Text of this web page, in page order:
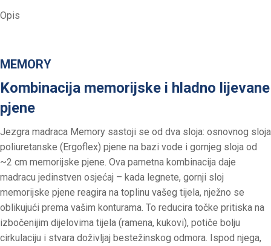
Opis
MEMORY
Kombinacija memorijske i hladno lijevane
pjene
Jezgra madraca Memory sastoji se od dva sloja: osnovnog sloja
poliuretanske (Ergoflex) pjene na bazi vode i gornjeg sloja od
~2 cm memorijske pjene. Ova pametna kombinacija daje
madracu jedinstven osjećaj – kada legnete, gornji sloj
memorijske pjene reagira na toplinu vašeg tijela, nježno se
oblikujući prema vašim konturama. To reducira točke pritiska na
izbočenijim dijelovima tijela (ramena, kukovi), potiče bolju
cirkulaciju i stvara doživljaj bestežinskog odmora. Ispod njega,